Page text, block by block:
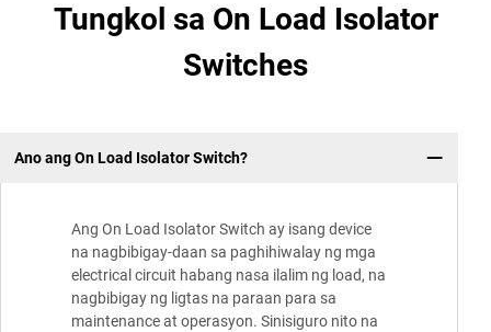
Tungkol sa On Load Isolator
Switches
Ano ang On Load Isolator Switch?
Ang On Load Isolator Switch ay isang device
na nagbibigay-daan sa paghihiwalay ng mga
electrical circuit habang nasa ilalim ng load, na
nagbibigay ng ligtas na paraan para sa
maintenance at operasyon. Sinisiguro nito na